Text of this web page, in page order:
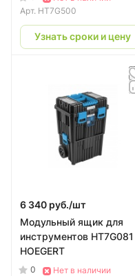
HOEGERT
Арт. HT7G500
Узнать сроки и цену
6 340 руб./шт
Модульный ящик для
инструментов HT7G081 |
HOEGERT
0
Нет в наличии